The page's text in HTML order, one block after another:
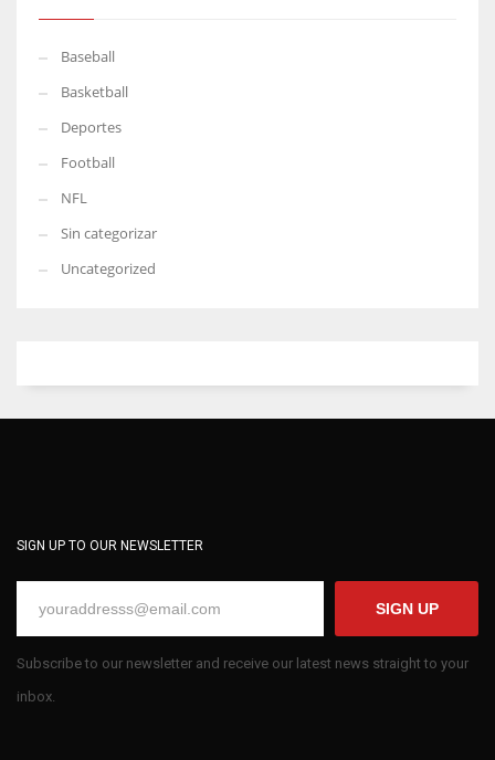
Baseball
Basketball
Deportes
Football
NFL
Sin categorizar
Uncategorized
SIGN UP TO OUR NEWSLETTER
SIGN UP
Subscribe to our newsletter and receive our latest news straight to your
inbox.